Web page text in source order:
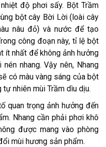
độ phơi sấy. Bột Trầm
bột cây Bời Lời (loài cây
nâu đỏ) và nước để tạo
công đoạn này, tỉ lệ bột
ít nhất để không ảnh hưởng
nhang. Vậy nên, Nhang
có màu vàng sáng của bột
nhiên mùi Trầm dìu dịu.
quan trọng ảnh hưởng đến
Nhang cần phải phơi khô
được mang vào phòng
mùi hương sản phẩm.